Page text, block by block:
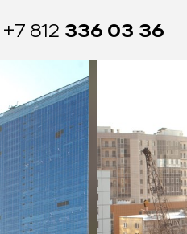
+7 812 336 03 36